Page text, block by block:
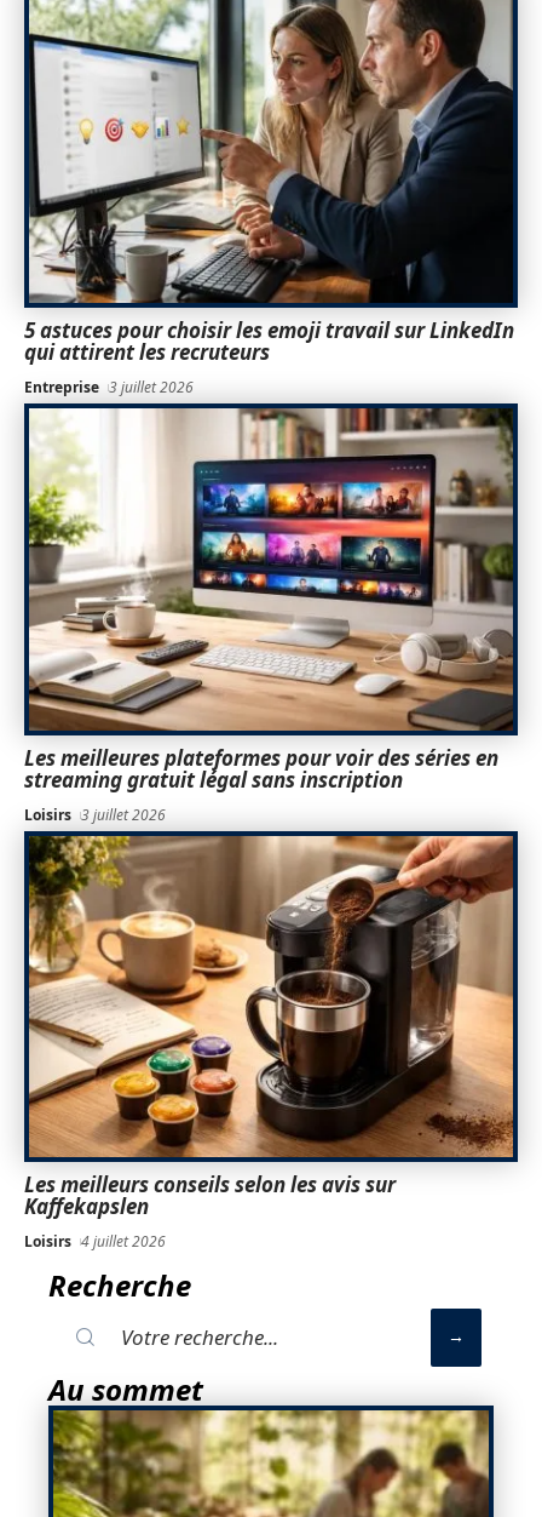
5 astuces pour choisir les emoji travail sur LinkedIn
qui attirent les recruteurs
Entreprise 3 juillet 2026
Les meilleures plateformes pour voir des séries en
streaming gratuit légal sans inscription
Loisirs 3 juillet 2026
Les meilleurs conseils selon les avis sur
Kaffekapslen
Loisirs 4 juillet 2026
Recherche
Au sommet